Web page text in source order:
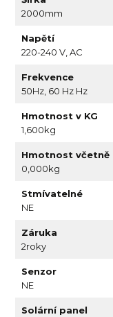
2000mm
Napětí
220-240 V, AC
Frekvence
50Hz, 60 Hz Hz
Hmotnost v KG
1,600kg
Hmotnost včetně
0,000kg
Stmívatelné
NE
Záruka
2roky
Senzor
NE
Solární panel